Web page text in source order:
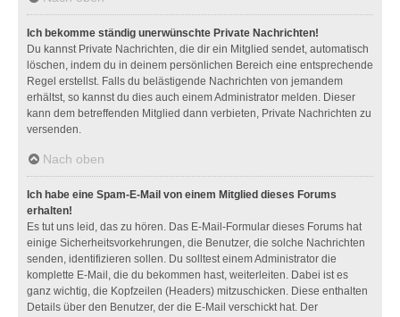
Ich bekomme ständig unerwünschte Private Nachrichten!
Du kannst Private Nachrichten, die dir ein Mitglied sendet, automatisch
löschen, indem du in deinem persönlichen Bereich eine entsprechende
Regel erstellst. Falls du belästigende Nachrichten von jemandem
erhältst, so kannst du dies auch einem Administrator melden. Dieser
kann dem betreffenden Mitglied dann verbieten, Private Nachrichten zu
versenden.
Nach oben
Ich habe eine Spam-E-Mail von einem Mitglied dieses Forums
erhalten!
Es tut uns leid, das zu hören. Das E-Mail-Formular dieses Forums hat
einige Sicherheitsvorkehrungen, die Benutzer, die solche Nachrichten
senden, identifizieren sollen. Du solltest einem Administrator die
komplette E-Mail, die du bekommen hast, weiterleiten. Dabei ist es
ganz wichtig, die Kopfzeilen (Headers) mitzuschicken. Diese enthalten
Details über den Benutzer, der die E-Mail verschickt hat. Der